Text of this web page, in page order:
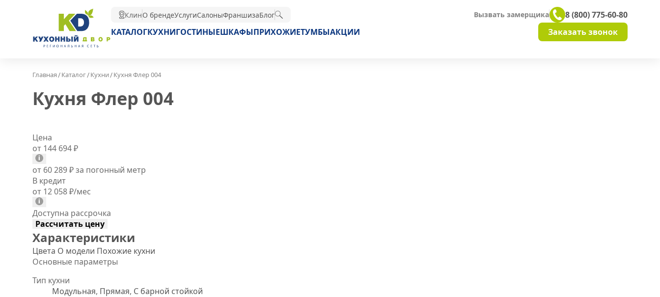
КлинО брендеУслугиСалоныФраншизаБлог Вызвать замерщика
8 (800) 775-60-80
КАТАЛОГКУХНИГОСТИНЫЕШКАФЫПРИХОЖИЕТУМБЫАКЦИИ Заказать звонок
Главная/Каталог/Кухни/Кухня Флер 004
Кухня Флер 004
Цена
от 144 694₽
от 60 289₽за погонный метр
В кредит
от 12 058₽/мес
Доступна рассрочка
Рассчитать цену
Характеристики
Цвета О модели Похожие кухни
Основные параметры
Тип кухни
Модульная, Прямая, С барной стойкой